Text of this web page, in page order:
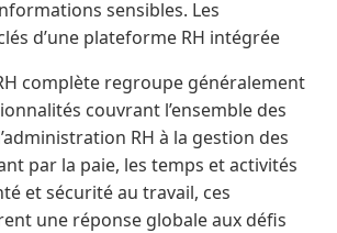
sensibles. Les
d’une plateforme RH intégrée
complète regroupe généralement
couvrant l’ensemble des
RH à la gestion des
par la paie, les temps et activités
et sécurité au travail, ces
une réponse globale aux défis